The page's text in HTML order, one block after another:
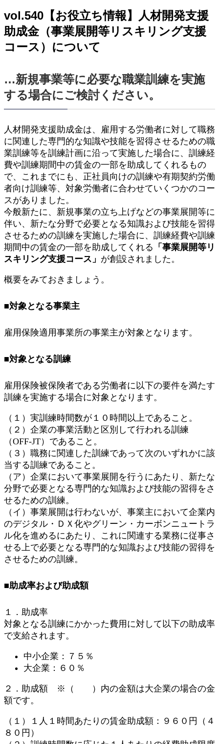
vol.540【お役立ち情報】人材開発支援
助成金（事業展開等リスキリング支援
コース）について
…新規事業等に必要な職業訓練を実施
する場合にご検討ください。
人材開発支援助成金は、雇用する労働者に対して職務
に関連した専門的な知識や技能を習得させるための職
業訓練等を訓練計画に沿って実施した場合に、訓練経
費や訓練期間中の賃金の一部を助成してくれるもの
で、これまでにも、正社員向けの訓練や有期契約労働
者向け訓練等、対象労働者に合わせていくつかのコー
スがありました。
今般新たに、新規事業の立ち上げなどの事業展開等に
伴い、新たな分野で必要となる知識および技能を習得
させるための訓練を実施した場合に、訓練経費や訓練
期間中の賃金の一部を助成してくれる 「事業展開等リ
スキリング支援コース」 が創設されました。
概要をみておきましょう。
■対象となる事業主
雇用保険適用事業所の事業主が対象となります。
■対象となる訓練
雇用保険被保険者である労働者に以下の要件を満たす
訓練を実施する場合に対象となります。
（１）実訓練時間数が１０時間以上であること。
（２）企業の事業活動と区別して行われる訓練
（OFF-JT）であること。
（３）職務に関連した訓練であって次のいずれかに該
当する訓練であること。
（ア）企業において事業展開を行うにあたり、新たな
分野で必要となる専門的な知識および技能の習得をさ
せるための訓練。
（イ）事業展開は行わないが、事業主において企業内
のデジタル・ＤＸ化やグリーン・カーボンニュートラ
ル化を進めるにあたり、これに関連する業務に従事さ
せる上で必要となる専門的な知識および技能の習得を
させるための訓練。
■助成率および助成額
１．助成率
対象となる訓練にかかった費用に対して以下の助成率
で支給されます。
中小企業：７５％
大企業：６０％
２．助成額 ※（ ）内の金額は大企業の場合の金
額です。
（１）１人１時間あたりの賃金助成額：９６０円（４
８０円）